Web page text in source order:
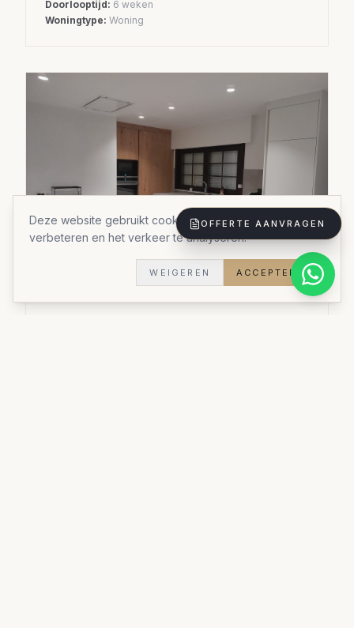
OFFERTE AANVRAGEN
Deze website gebruikt cookies om uw ervaring te
verbeteren en het verkeer te analyseren.
WEIGEREN ACCEPTEREN
Doorlooptijd: 6 weken
Woningtype: Woning